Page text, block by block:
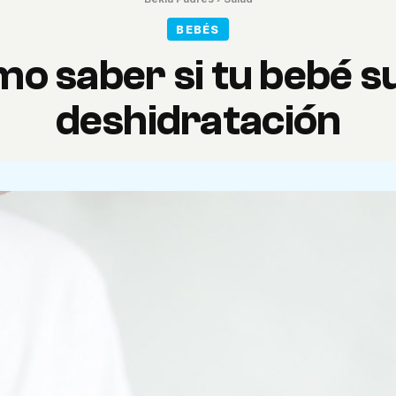
BEBÉS
saber si tu bebé
deshidratación